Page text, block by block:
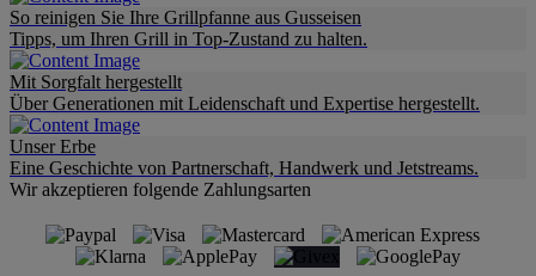
So reinigen Sie Ihre Grillpfanne aus Gusseisen
Tipps, um Ihren Grill in Top-Zustand zu halten.
Mit Sorgfalt hergestellt
Über Generationen mit Leidenschaft und Expertise hergestellt.
Unser Erbe
Eine Geschichte von Partnerschaft, Handwerk und Jetstreams.
Wir akzeptieren folgende Zahlungsarten